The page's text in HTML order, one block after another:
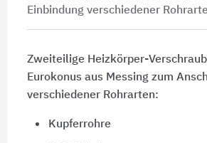
Einbindung verschiedener
Zweiteilige Heizkörper-
Eurokonus aus Messing zum
verschiedener Rohrarten:
Kupferrohre